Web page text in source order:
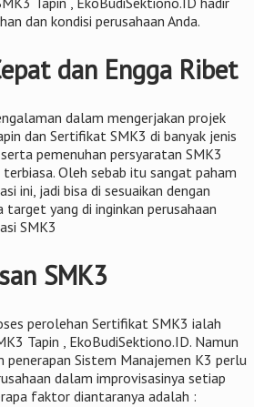
dan kondisi perusahaan Anda.
dan Engga Ribet
dalam mengerjakan projek
dan Sertifikat SMK3 di banyak jenis
pemenuhan persyaratan SMK3
Oleh sebab itu sangat paham
ini, jadi bisa di sesuaikan dengan
target yang di inginkan perusahaan
SMK3
SMK3
perolehan Sertifikat SMK3 ialah
Tapin , EkoBudiSektiono.ID. Namun
penerapan Sistem Manajemen K3 perlu
dalam improvisasinya setiap
faktor diantaranya adalah :